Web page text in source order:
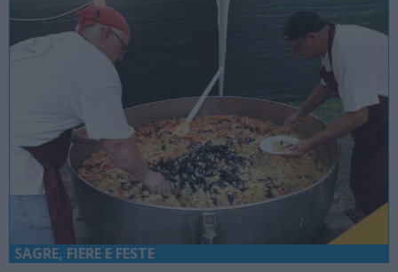
SAGRE, FIERE E FESTE